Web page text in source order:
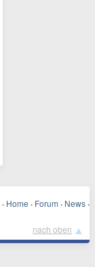
· Home · Forum · News ·
nach oben ▲